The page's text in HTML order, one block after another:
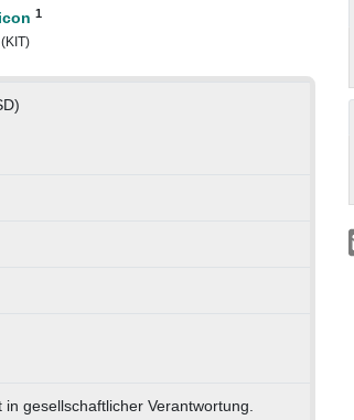
1
gesellschaftlicher Verantwortung.